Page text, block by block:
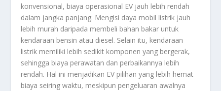
konvensional, biaya operasional EV jauh lebih rendah
dalam jangka panjang. Mengisi daya mobil listrik jauh
lebih murah daripada membeli bahan bakar untuk
kendaraan bensin atau diesel. Selain itu, kendaraan
listrik memiliki lebih sedikit komponen yang bergerak,
sehingga biaya perawatan dan perbaikannya lebih
rendah. Hal ini menjadikan EV pilihan yang lebih hemat
biaya seiring waktu, meskipun pengeluaran awalnya